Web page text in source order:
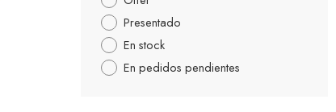
Presentado
En stock
En pedidos pendientes